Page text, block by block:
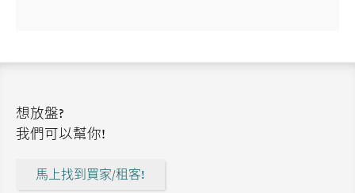
想放盤?
我們可以幫你!
馬上找到買家/租客!